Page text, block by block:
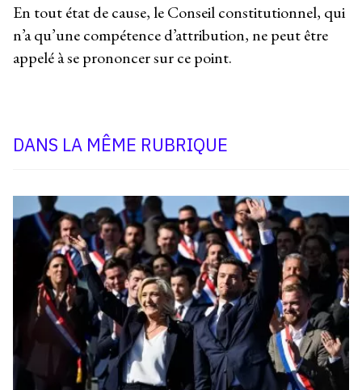
En tout état de cause, le Conseil constitutionnel, qui
n’a qu’une compétence d’attribution, ne peut être
appelé à se prononcer sur ce point.
DANS LA MÊME RUBRIQUE